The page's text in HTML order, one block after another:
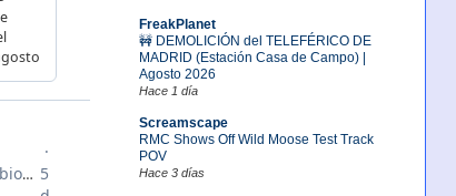
FreakPlanet
🚧 DEMOLICIÓN del TELEFÉRICO DE
MADRID (Estación Casa de Campo) |
Agosto 2026
Hace 1 día
Screamscape
RMC Shows Off Wild Moose Test Track
POV
Hace 3 días